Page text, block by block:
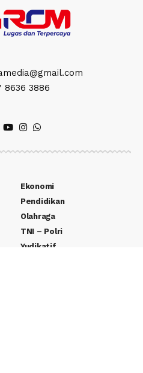
8636 3886
Ekonomi
Pendidikan
Olahraga
TNI – Polri
Yudikatif